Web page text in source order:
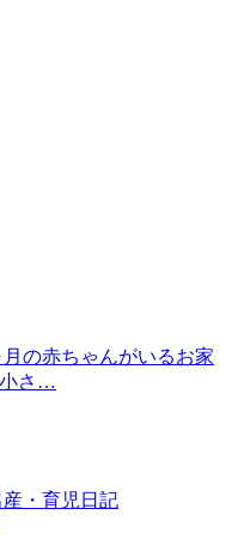
月の赤ちゃんがいるお家
小さ…